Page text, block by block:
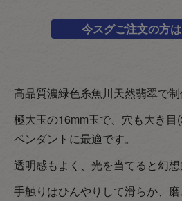
今スグご注文の方
高品質濃緑色糸魚川天然翡翠で制
極大玉の16mm玉で、穴も大き目
ペンダントに最適です。
透明感もよく、光を当てると幻想
手触りはひんやりして滑らか、